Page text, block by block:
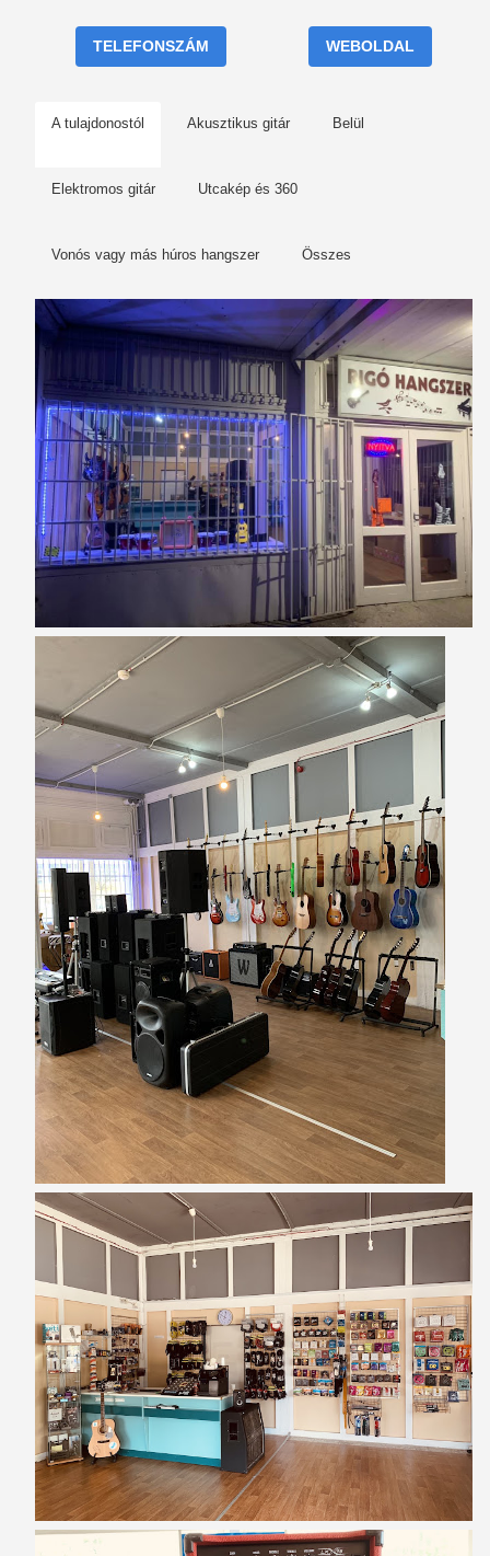
TELEFONSZÁM WEBOLDAL
A tulajdonostól Akusztikus gitár Belül
Elektromos gitár Utcakép és 360
Vonós vagy más húros hangszer Összes